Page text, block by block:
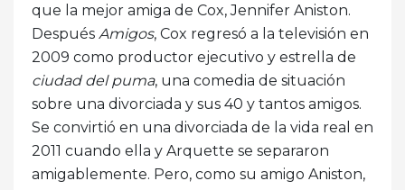
que la mejor amiga de Cox, Jennifer Aniston.
Después Amigos, Cox regresó a la televisión en
2009 como productor ejecutivo y estrella de
ciudad del puma, una comedia de situación
sobre una divorciada y sus 40 y tantos amigos.
Se convirtió en una divorciada de la vida real en
2011 cuando ella y Arquette se separaron
amigablemente. Pero, como su amigo Aniston,